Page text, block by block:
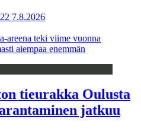
7.8.2026
areena teki viime vuonna
aiempaa enemmän
tieurakka Oulusta
jatkuu